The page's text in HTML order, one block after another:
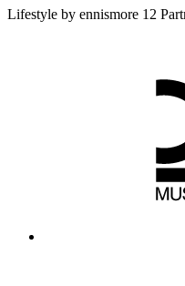
Lifestyle by ennismore 12